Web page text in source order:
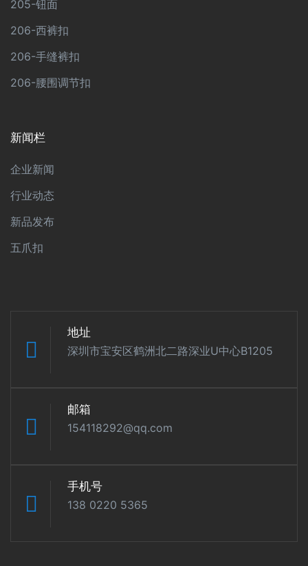
205-钮面
206-西裤扣
206-手缝裤扣
206-腰围调节扣
新闻栏
企业新闻
行业动态
新品发布
五爪扣
地址
深圳市宝安区鹤洲北二路深业U中心B1205
邮箱
154118292@qq.com
手机号
138 0220 5365